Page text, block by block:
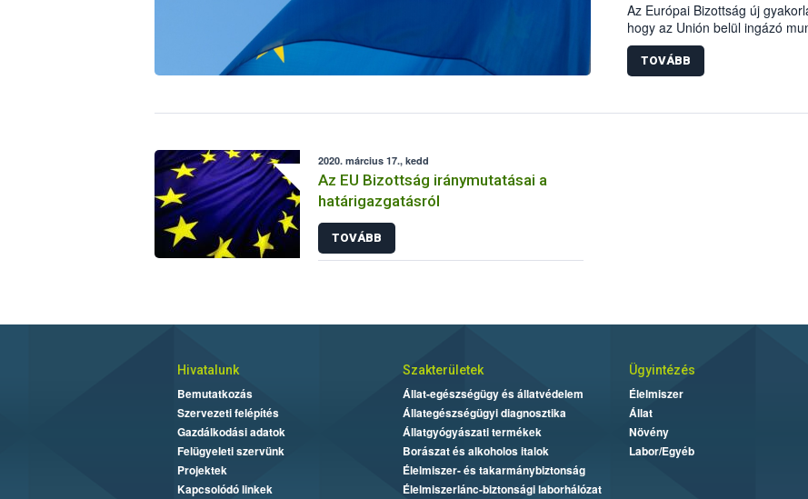
Az Európai Bizottság új
hogy az Unión belül ingázó
koronavírus okozta
szerepet töltenek be,
TOVÁBB
2020. március 17., kedd
Az EU Bizottság iránymutatásai a
határigazgatásról
TOVÁBB
Hivatalunk
Bemutatkozás
Szervezeti felépítés
Gazdálkodási adatok
Felügyeleti szervünk
Projektek
Kapcsolódó linkek
Szakterületek
Állat-egészségügy és állatvédelem
Állategészségügyi diagnosztika
Állatgyógyászati termékek
Borászat és alkoholos italok
Élelmiszer- és takarmánybiztonság
Élelmiszerlánc-biztonsági laborhálózat
Ügyintézés
Élelmiszer
Állat
Növény
Labor/Egyéb